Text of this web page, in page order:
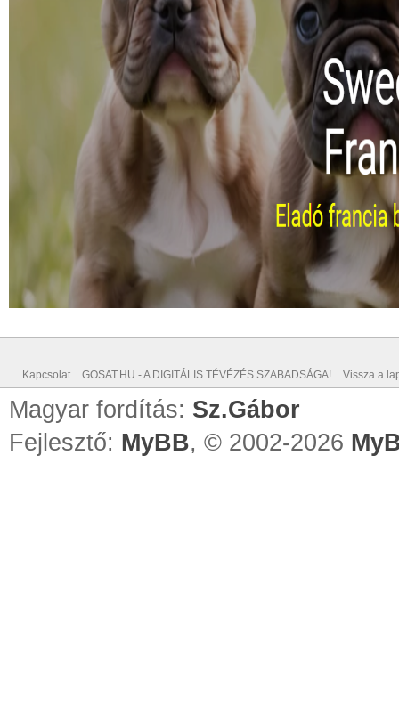
Kapcsolat GOSAT.HU - A DIGITÁLIS TÉVÉZÉS SZABADSÁGA! Vissza a
Magyar fordítás: Sz.Gábor
Fejlesztő: MyBB, © 2002-2026